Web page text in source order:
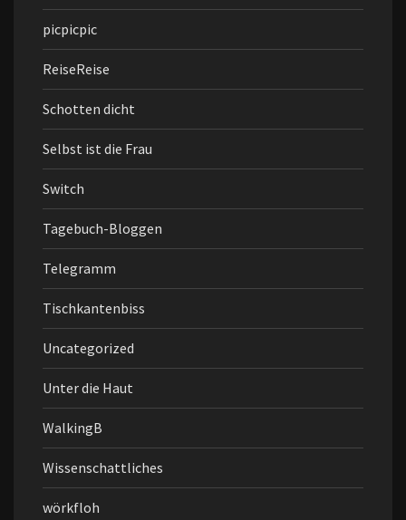
picpicpic
ReiseReise
Schotten dicht
Selbst ist die Frau
Switch
Tagebuch-Bloggen
Telegramm
Tischkantenbiss
Uncategorized
Unter die Haut
WalkingB
Wissenschattliches
wörkfloh